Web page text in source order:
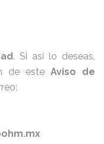
. Si así lo deseas,
de este Aviso de